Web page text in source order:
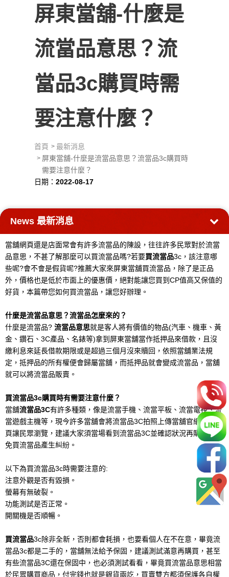
屏東當舖-什麼是
流當品意思？流
當品3c購買時需
要注意什麼？
首頁
最新消息
屏東當舖-什麼是流當品意思？流當品3c購買時
需要注意什麼？
日期：2022-08-17
News 最新消息
當舖網頁還是店面常會有許多流當品的陳設，往往許多民眾對於流當
品意思，不甚了解那麼可以買流當品嗎?若要買流當品3c，該注意哪
些呢?會不會是假貨呢?推薦大家來屏東當舖買流當品，除了是正品
外，價格也是低於市面上的優惠價，絕對能讓您買到CP值高又保值的
好貨，本篇帶您如何買流當品，讓您好辦理。
什麼是流當品意思？流當品怎麼來的？
什麼是流當品? 流當品意思就是客人將有價值的物品(汽車、機車、黃
金、鑽石、3C產品、名錶等)拿到屏東當舖當作抵押品來借款，且沒
繳利息來延長借款期限或是超過三個月沒來贖回，依照當舖業法規
定，抵押品的所有權便會歸屬當舖，而抵押品就會變成流當品，當舖
就可以將流當品販賣。
買流當品3c購買時有需要注意什麼？
當舖流當品3C有許多種類，像是流當手機、流當平板、流當電視、流
當遊戲主機等，現今許多當舖會將流當品3C拍照上傳當舖官網或粉絲
頁讓民眾瀏覽，建議大家須當場看到流當品3C並確認狀況再購買，避
免買流當品產生糾紛。
以下為買流當品3c時需要注意的:
注意外觀是否有毀損。
螢幕有無破裂。
功能測試是否正常。
開關機是否順暢。
買流當品3c除非全新，否則都會耗損，也要看個人在不在意，畢竟流
當品3c都是二手的，當舖無法給予保固，建議測試滿意再購買，甚至
有些流當品3C還在保固中，也必須測試看看，畢竟買流當品意思相當
於民眾購買商品，付完錢也就是銀貨兩訖，買賣雙方都須保護各自權